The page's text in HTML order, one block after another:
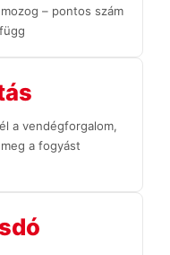
– pontos szám
a vendégforgalom,
a fogyást